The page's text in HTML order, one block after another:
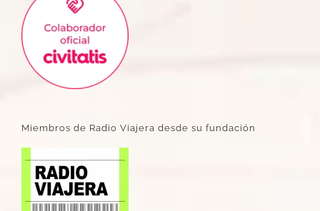
Miembros de Radio Viajera desde su fundación